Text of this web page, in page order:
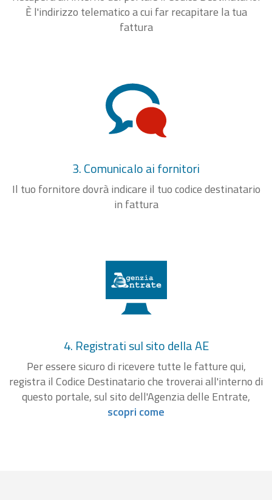
È l'indirizzo telematico a cui far recapitare la tua
fattura
3. Comunicalo ai fornitori
Il tuo fornitore dovrà indicare il tuo codice destinatario
in fattura
4. Registrati sul sito della AE
Per essere sicuro di ricevere tutte le fatture qui,
registra il Codice Destinatario che troverai all'interno di
questo portale, sul sito dell'Agenzia delle Entrate,
scopri come